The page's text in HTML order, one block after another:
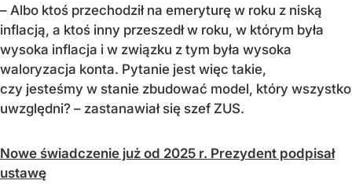
– Albo ktoś przechodził na emeryturę w roku z niską
inflacją, a ktoś inny przeszedł w roku, w którym była
wysoka inflacja i w związku z tym była wysoka
waloryzacja konta. Pytanie jest więc takie,
czy jesteśmy w stanie zbudować model, który wszystko
uwzględni? – zastanawiał się szef ZUS.
Nowe świadczenie już od 2025 r. Prezydent podpisał
ustawę